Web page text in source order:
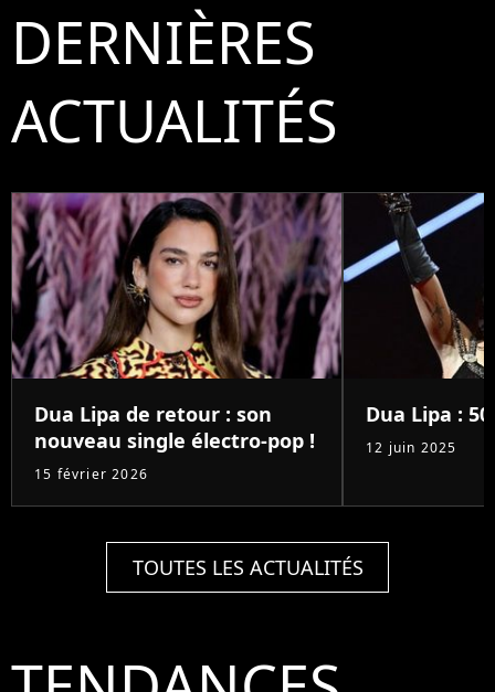
DERNIÈRES
ACTUALITÉS
Dua Lipa de retour : son
nouveau single électro-pop !
15 février 2026
Dua Lipa :
12 juin 2025
TOUTES LES ACTUALITÉS